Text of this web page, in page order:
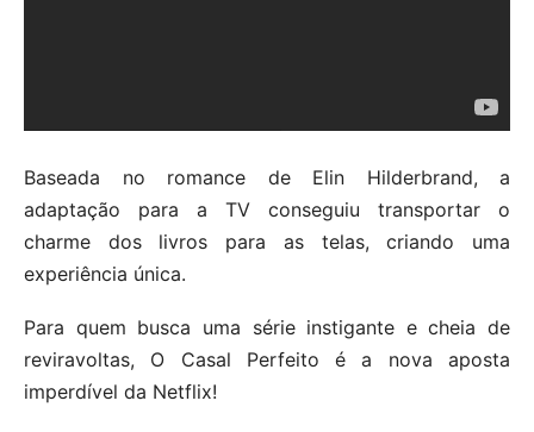
Baseada no romance de Elin Hilderbrand, a
adaptação para a TV conseguiu transportar o
charme dos livros para as telas, criando uma
experiência única.
Para quem busca uma série instigante e cheia de
reviravoltas, O Casal Perfeito é a nova aposta
imperdível da Netflix!